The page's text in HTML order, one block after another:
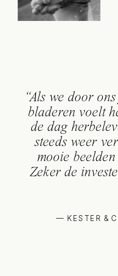
“Als we door
bladeren voelt
de dag
steeds weer
mooie
Zeker de
— KESTER &